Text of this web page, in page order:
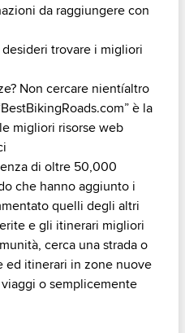
da raggiungere con
trovare i migliori
Non cercare nientíaltro
è la
migliori risorse web
di oltre 50,000
che hanno aggiunto i
quelli degli altri
e gli itinerari migliori
cerca una strada o
ed itinerari in zone nuove
o semplicemente